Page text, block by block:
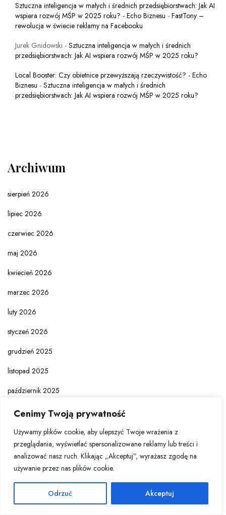
Cenimy Twoją prywatność
Używamy plików cookie, aby ulepszyć Twoje wrażenia z
przeglądania, wyświetlać spersonalizowane reklamy lub treści i
analizować nasz ruch. Klikając „Akceptuj”, wyrażasz zgodę na
używanie przez nas plików cookie.
Odrzuć Akceptuj
Sztuczna inteligencja w małych i średnich przedsiębiorstwach: Jak AI
wspiera rozwój MŚP w 2025 roku? - Echo Biznesu - FastTony –
rewolucja w świecie reklamy na Facebooku
Jurek Gnidowski - Sztuczna inteligencja w małych i średnich
przedsiębiorstwach: Jak AI wspiera rozwój MŚP w 2025 roku?
Local Booster: Czy obietnice przewyższają rzeczywistość? - Echo
Biznesu - Sztuczna inteligencja w małych i średnich
przedsiębiorstwach: Jak AI wspiera rozwój MŚP w 2025 roku?
Archiwum
sierpień 2026
lipiec 2026
czerwiec 2026
maj 2026
kwiecień 2026
marzec 2026
luty 2026
styczeń 2026
grudzień 2025
listopad 2025
październik 2025
wrzesień 2025
sierpień 2025
lipiec 2025
czerwiec 2025